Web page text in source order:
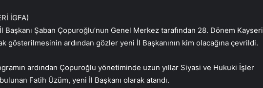
İGFA)
Başkanı Şaban Çopuroğlu’nun Genel Merkez tarafından 28. Dönem Kayseri
gösterilmesinin ardından gözler yeni İl Başkanının kim olacağına çevrildi.
ardından Çopuroğlu yönetiminde uzun yıllar Siyasi ve Hukuki İşler
Fatih Üzüm, yeni İl Başkanı olarak atandı.